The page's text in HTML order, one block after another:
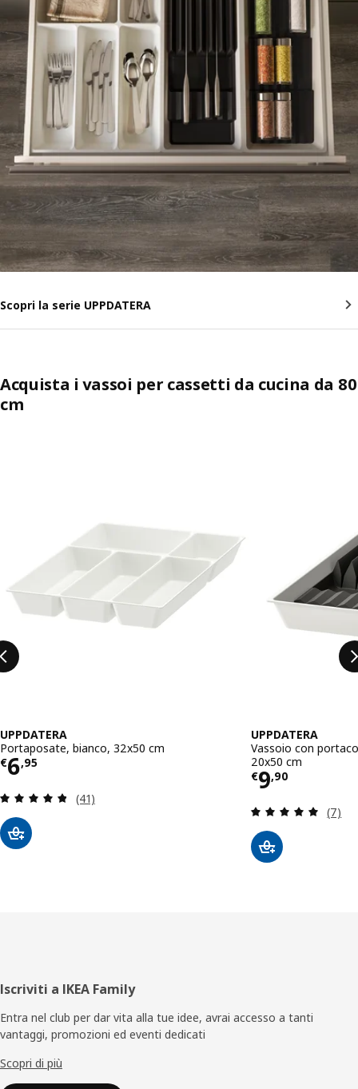
Scopri la serie UPPDATERA
Acquista i vassoi per cassetti da cucina da 80
cm
UPPDATERA
Portaposate, bianco, 32x50 cm
€6,95
Prezzo € 6,95
Recensione: 4.8 fuori da 5 stelle. Totale
(41)
UPPDATERA
Vassoio con
20x50 cm
€9,90
Prezzo €
(7)
Piè
di
pagina
Iscriviti a IKEA Family
Entra nel club per dar vita alla tue idee, avrai accesso a tanti
vantaggi, promozioni ed eventi dedicati
Scopri di più